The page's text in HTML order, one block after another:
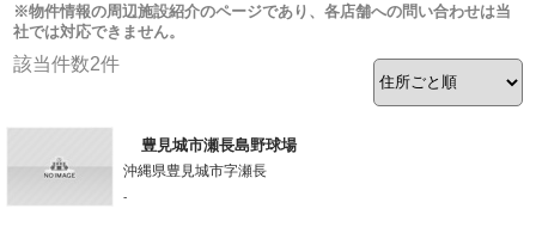
※物件情報の周辺施設紹介のページであり、各店舗への問い合わせは当
社では対応できません。
該当件数2件
豊見城市瀬長島野球場
沖縄県豊見城市字瀬長
-